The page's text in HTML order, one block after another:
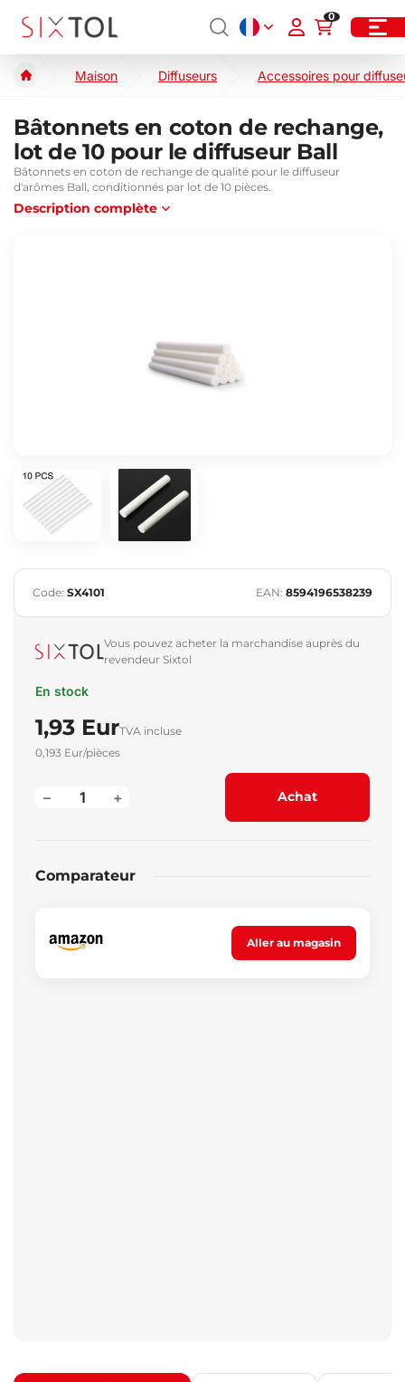
0
Maison Diffuseurs Accessoires pour
Bâtonnets en coton de rechange,
lot de 10 pour le diffuseur Ball
Bâtonnets en coton de rechange de qualité pour le diffuseur
d'arômes Ball, conditionnés par lot de 10 pièces.
Description complète
Code: SX4101 EAN: 8594196538239
Vous pouvez acheter la marchandise auprès du
revendeur Sixtol
En stock
1,93 EurTVA incluse
0,193 Eur/pièces
+
– Achat
Comparateur
Aller au magasin